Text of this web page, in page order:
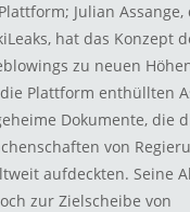
Julian Assange,
hat das Konzept
zu neuen
Plattform enthüllten
Dokumente, die
von
aufdeckten. Seine
zur Zielscheibe von